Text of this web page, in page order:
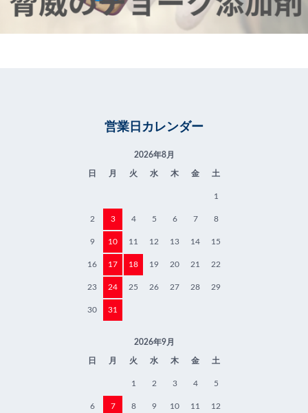
営業日カレンダー
2026年8月
日 月 火 水 木 金 土
1
2 3 4 5 6 7 8
9 10 11 12 13 14 15
16 17 18 19 20 21 22
23 24 25 26 27 28 29
30 31
2026年9月
日 月 火 水 木 金 土
1 2 3 4 5
6 7 8 9 10 11 12